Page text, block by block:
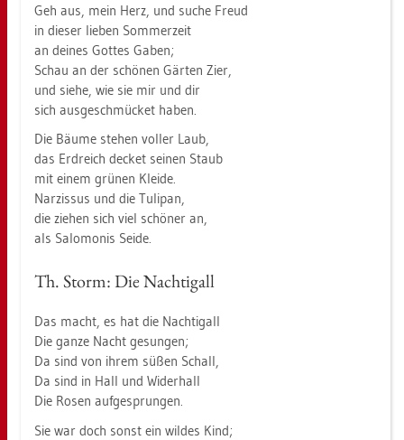
Geh aus, mein Herz, und suche Freud
in die­ser lie­ben Som­mer­zeit
an dei­nes Got­tes Gaben;
Schau an der schö­nen Gär­ten Zier,
und siehe, wie sie mir und dir
sich aus­ge­schmü­cket haben.
Die Bäume ste­hen vol­ler Laub,
das Erd­reich de­cket sei­nen Staub
mit einem grü­nen Klei­de.
Nar­zis­sus und die Tu­lip­an,
die zie­hen sich viel schö­ner an,
als Sa­lo­mo­nis Seide.
Th. Storm: Die Nach­ti­gall
Das macht, es hat die Nach­ti­gall
Die ganze Nacht ge­sun­gen;
Da sind von ihrem süßen Schall,
Da sind in Hall und Wi­der­hall
Die Rosen auf­ge­sprun­gen.
Sie war doch sonst ein wil­des Kind;